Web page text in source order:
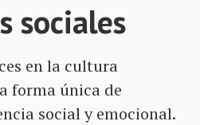
sociales
en la cultura
forma única de
social y emocional.